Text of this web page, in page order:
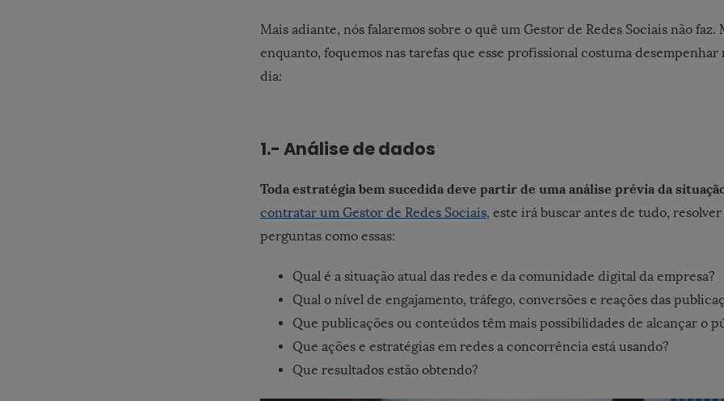
Mais adiante, nós falaremos sobre o quê um Gestor de Redes Sociais não faz.
enquanto, foquemos nas tarefas que esse profissional costuma
dia:
1.- Análise de dados
Toda estratégia bem sucedida deve partir de uma análise prévia da
contratar um Gestor de Redes Sociais, este irá buscar antes de tudo, resolver
perguntas como essas:
Qual é a situação atual das redes e da comunidade digital da empresa?
Qual o nível de engajamento, tráfego, conversões e reações das
Que publicações ou conteúdos têm mais possibilidades de alcançar o
Que ações e estratégias em redes a concorrência está usando?
Que resultados estão obtendo?